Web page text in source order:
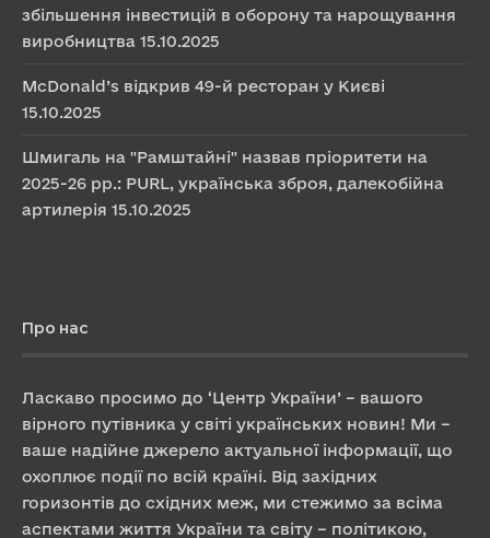
збільшення інвестицій в оборону та нарощування
виробництва 15.10.2025
McDonald’s відкрив 49-й ресторан у Києві
15.10.2025
Шмигаль на "Рамштайні" назвав пріоритети на
2025-26 рр.: PURL, українська зброя, далекобійна
артилерія 15.10.2025
Про нас
Ласкаво просимо до ‘Центр України’ – вашого
вірного путівника у світі українських новин! Ми –
ваше надійне джерело актуальної інформації, що
охоплює події по всій країні. Від західних
горизонтів до східних меж, ми стежимо за всіма
аспектами життя України та світу – політикою,